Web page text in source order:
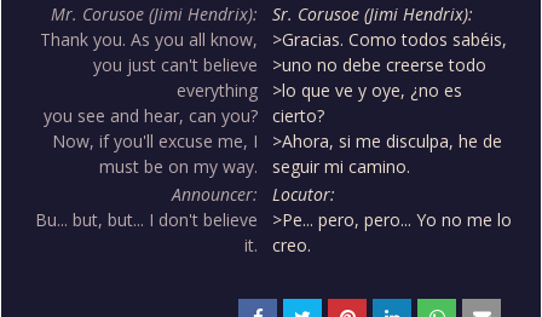
Mr. Corusoe (Jimi Hendrix):
Thank you. As you all know,
you just can't believe
everything
you see and hear, can you?
Now, if you'll excuse me, I
must be on my way.
Sr. Corusoe (Jimi Hendrix):
>Gracias. Como todos sabéis,
>uno no debe creerse todo
>lo que ve y oye, ¿no es
cierto?
>Ahora, si me disculpa, he de
seguir mi camino.
Announcer:
Bu... but, but... I don't believe
it.
Locutor:
>Pe... pero, pero... Yo no me lo
creo.